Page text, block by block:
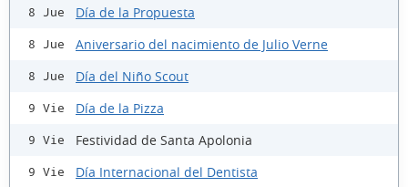
8 Jue Día de la Propuesta
8 Jue Aniversario del nacimiento de Julio Verne
8 Jue Día del Niño Scout
9 Vie Día de la Pizza
9 Vie Festividad de Santa Apolonia
9 Vie Día Internacional del Dentista